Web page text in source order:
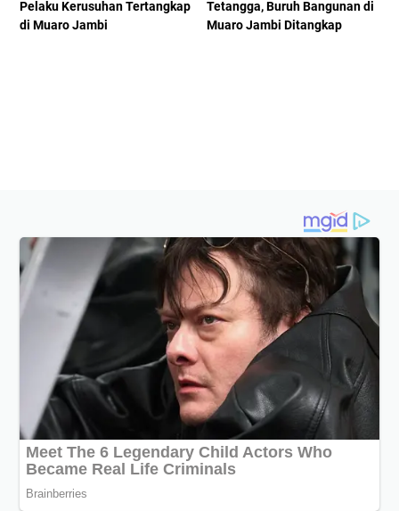
Pelaku Kerusuhan Tertangkap
di Muaro Jambi
Tetangga, Buruh Bangunan di
Muaro Jambi Ditangkap